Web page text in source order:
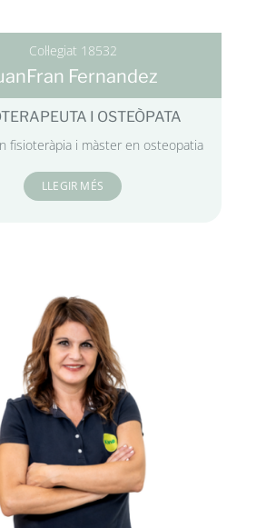
Col·legiat 18532
Fernandez
I OSTEÒPATA
fisioteràpia i màster en osteopatia
LLEGIR MÉS